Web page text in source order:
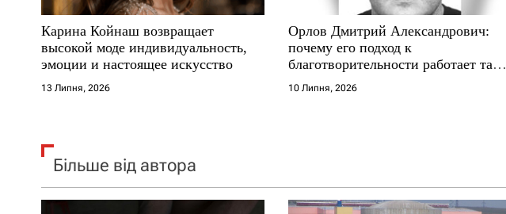
с
і
в
Карина Койнаш возвращает
высокой моде индивидуальность,
эмоции и настоящее искусство
13 Липня, 2026
Орлов Дмитрий Александрович:
почему его подход к
благотворительности работает там,
где другие не выдерживают
10 Липня, 2026
Більше від автора